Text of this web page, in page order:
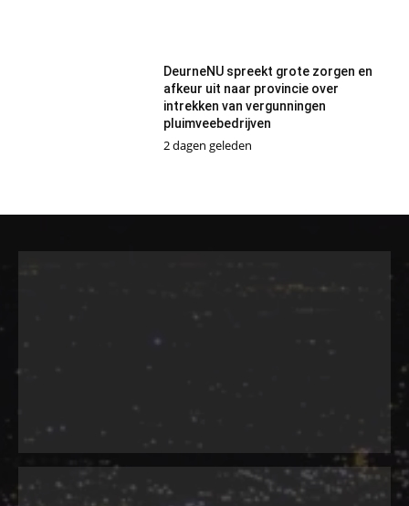
DeurneNU spreekt grote zorgen en
afkeur uit naar provincie over
intrekken van vergunningen
pluimveebedrijven
2 dagen geleden